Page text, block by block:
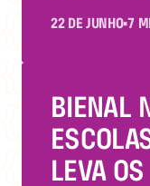
22 DE JUNHO•7
BIENAL
LEVA OS